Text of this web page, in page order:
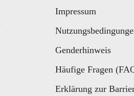
Impressum
Genderhinweis
Häufige Fragen
Erklärung zur